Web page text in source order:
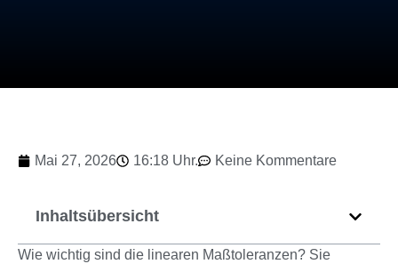
Mai 27, 2026 16:18 Uhr. Keine Kommentare
Inhaltsübersicht
Wie wichtig sind die linearen Maßtoleranzen? Sie